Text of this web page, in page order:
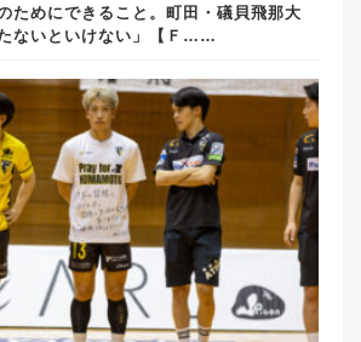
ためにできること。町田・礒貝飛那大
たないといけない」【Ｆ……